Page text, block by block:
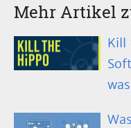
Mehr Artikel
Kill